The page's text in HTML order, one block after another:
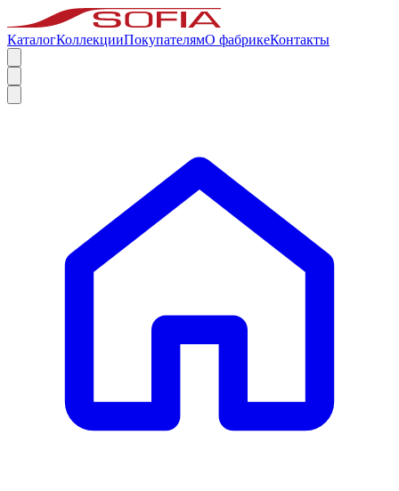
КаталогКоллекцииПокупателямО фабрикеКонтакты